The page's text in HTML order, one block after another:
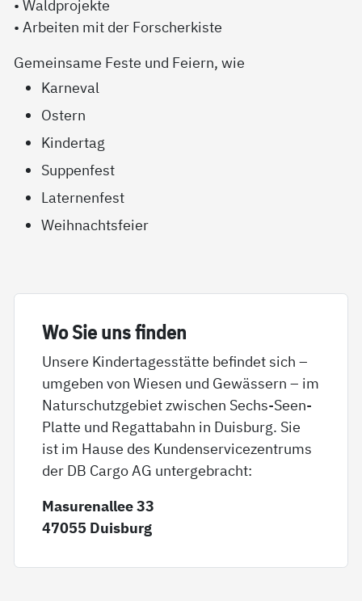
• Waldprojekte
• Arbeiten mit der Forscherkiste
Gemeinsame Feste und Feiern, wie
Karneval
Ostern
Kindertag
Suppenfest
Laternenfest
Weihnachtsfeier
Wo Sie uns fin­den
Unsere Kindertagesstätte befindet sich –
umgeben von Wiesen und Gewässern – im
Naturschutzgebiet zwischen Sechs-Seen-
Platte und Regattabahn in Duisburg. Sie
ist im Hause des Kundenservicezentrums
der DB Cargo AG untergebracht:
Masurenallee 33
47055 Duisburg